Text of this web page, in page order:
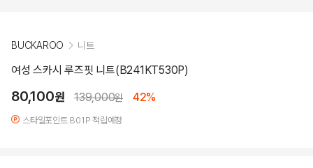
BUCKAROO 니트
여성 스카시 루즈핏 니트(B241KT530P)
80,100원 139,000원 42%
스타일포인트 801P 적립예정